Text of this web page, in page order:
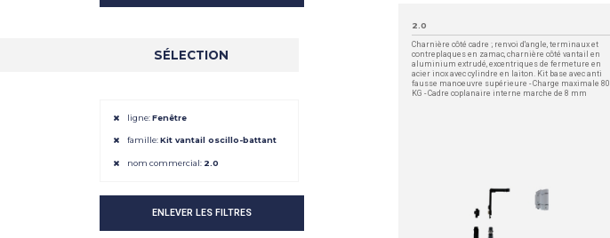
SÉLECTION
ligne:Fenêtre
famille:Kit vantail oscillo-battant
nom commercial: 2.0
ENLEVER LES FILTRES
2.0
Charnière côté cadre ; renvoi d'angle, terminaux et
contreplaques en zamac, charnière côté vantail en
aluminium extrudé, excentriques de fermeture en
acier inox avec cylindre en laiton. Kit base avec anti
fausse manoeuvre supérieure - Charge maximale 80
KG - Cadre coplanaire interne marche de 8 mm